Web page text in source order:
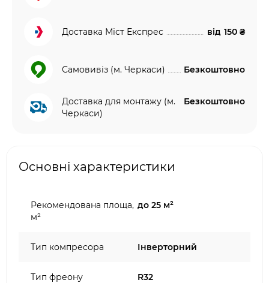
Доставка Міст Експрес від 150 ₴
Самовивіз (м. Черкаси) Безкоштовно
Доставка для монтажу (м.
Черкаси)
Безкоштовно
Основні характеристики
Рекомендована площа,
м²
до 25 м²
Тип компресора Інверторний
Тип фреону R32